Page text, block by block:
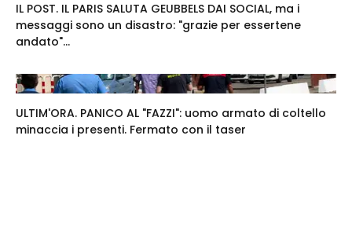
IL POST. IL PARIS SALUTA GEUBBELS DAI SOCIAL, ma i
messaggi sono un disastro: "grazie per essertene
andato"...
ULTIM'ORA. PANICO AL "FAZZI": uomo armato di coltello
minaccia i presenti. Fermato con il taser